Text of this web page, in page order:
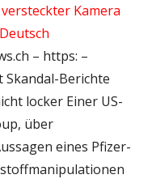
Kamera
– https: –
Skandal-Berichte
locker Einer US-
über
eines Pfizer-